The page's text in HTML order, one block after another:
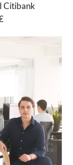
Citibank